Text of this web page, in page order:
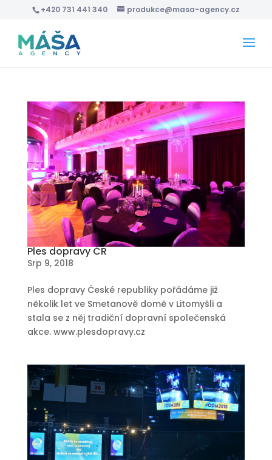
+420 731 441 340 produkce@masa-agency.cz
Ples dopravy ČR
Srp 9, 2018
Ples dopravy České republiky pořádáme již
několik let ve Smetanově domě v Litomyšli a
stala se z něj tradiční dopravní společenská
akce. www.plesdopravy.cz